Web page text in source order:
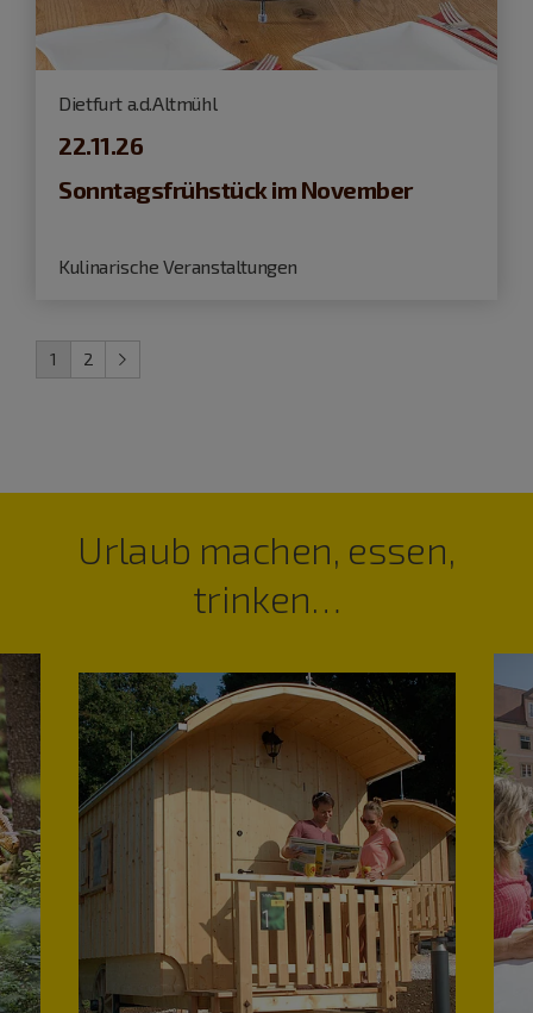
Dietfurt a.d.Altmühl
22.11.26
Sonntagsfrühstück im November
Kulinarische Veranstaltungen
1 2
Urlaub machen, essen,
trinken…